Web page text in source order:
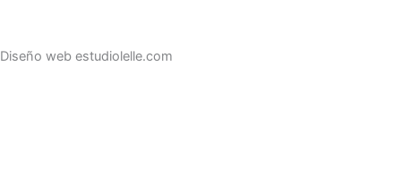
Diseño web estudiolelle.com